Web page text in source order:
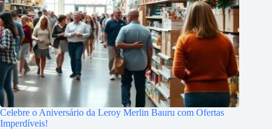
Celebre o Aniversário da Leroy Merlin Bauru com Ofertas
Imperdíveis!